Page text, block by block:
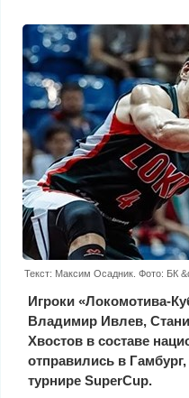
Текст: Максим Осадник. Фото: БК
Игроки «Локомотива-
Владимир Ивлев,
Хвостов в составе
отправились в
турнире SuperCup.